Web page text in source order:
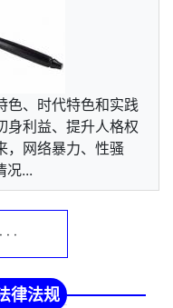
色、时代特色和实践
身利益、提升人格权
，网络暴力、性骚
况...
·
律法规